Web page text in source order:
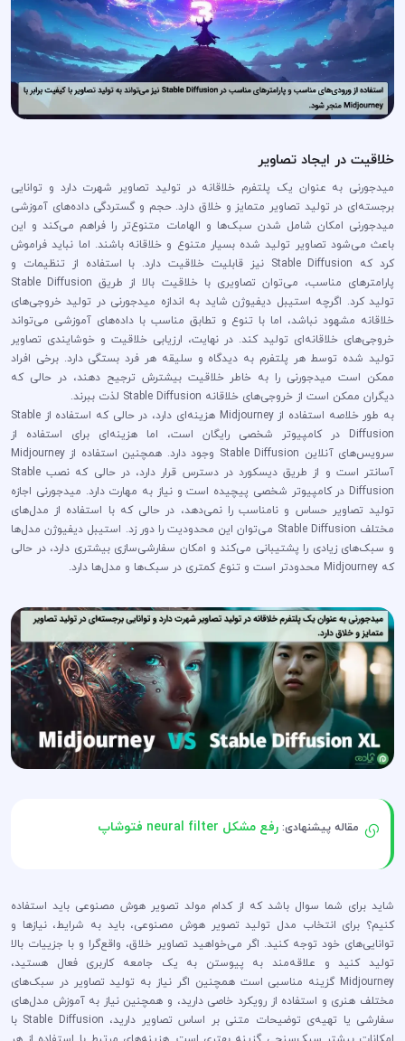
خلاقیت در ایجاد تصاویر
میدجورنی به عنوان یک پلتفرم خلاقانه در تولید تصاویر شهرت دارد و توانایی
برجسته‌ای در تولید تصاویر متمایز و خلاق دارد. حجم و گستردگی داده‌های آموزشی
میدجورنی امکان شامل شدن سبک‌ها و الهامات متنوع‌تر را فراهم می‌کند و این
باعث می‌شود تصاویر تولید شده بسیار متنوع و خلاقانه باشند. اما نباید فراموش
کرد که Stable Diffusion نیز قابلیت خلاقیت دارد. با استفاده از تنظیمات و
پارامترهای مناسب، می‌توان تصاویری با خلاقیت بالا از طریق Stable Diffusion
تولید کرد. اگرچه استیبل دیفیوژن شاید به اندازه میدجورنی در تولید خروجی‌های
خلاقانه مشهود نباشد، اما با تنوع و تطابق مناسب با داده‌های آموزشی می‌تواند
خروجی‌های خلاقانه‌ای تولید کند. در نهایت، ارزیابی خلاقیت و خوشایندی تصاویر
تولید شده توسط هر پلتفرم به دیدگاه و سلیقه هر فرد بستگی دارد. برخی افراد
ممکن است میدجورنی را به خاطر خلاقیت بیشترش ترجیح دهند، در حالی که
دیگران ممکن است از خروجی‌های خلاقانه Stable Diffusion لذت ببرند.
به طور خلاصه استفاده از Midjourney هزینه‌ای دارد، در حالی که استفاده از Stable
Diffusion در کامپیوتر شخصی رایگان است، اما هزینه‌ای برای استفاده از
سرویس‌های آنلاین Stable Diffusion وجود دارد. همچنین استفاده از Midjourney
آسانتر است و از طریق دیسکورد در دسترس قرار دارد، در حالی که نصب Stable
Diffusion در کامپیوتر شخصی پیچیده است و نیاز به مهارت دارد. میدجورنی اجازه
تولید تصاویر حساس و نامناسب را نمی‌دهد، در حالی که با استفاده از مدل‌های
مختلف Stable Diffusion می‌توان این محدودیت را دور زد. استیبل دیفیوژن مدل‌ها
و سبک‌های زیادی را پشتیبانی می‌کند و امکان سفارشی‌سازی بیشتری دارد، در حالی
که Midjourney محدودتر است و تنوع کمتری در سبک‌ها و مدل‌ها دارد.
مقاله پیشنهادی:رفع مشکل neural filter فتوشاپ
شاید برای شما سوال باشد که از کدام مولد تصویر هوش مصنوعی باید استفاده
کنیم؟ برای انتخاب مدل تولید تصویر هوش مصنوعی، باید به شرایط، نیازها و
توانایی‌های خود توجه کنید. اگر می‌خواهید تصاویر خلاق، واقع‌گرا و با جزییات بالا
تولید کنید و علاقه‌مند به پیوستن به یک جامعه کاربری فعال هستید،
Midjourney گزینه مناسبی است همچنین اگر نیاز به تولید تصاویر در سبک‌های
مختلف هنری و استفاده از رویکرد خاصی دارید، و همچنین نیاز به آموزش مدل‌های
سفارشی یا تهیه‌ی توضیحات متنی بر اساس تصاویر دارید، Stable Diffusion با